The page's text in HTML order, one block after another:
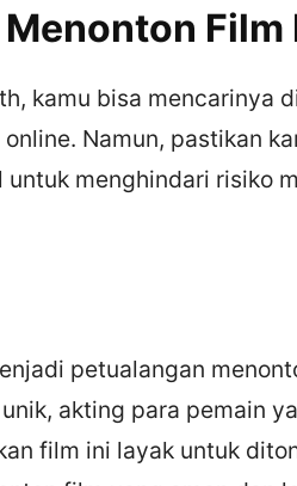
kamu bisa mencarinya
Namun, pastikan
menghindari risiko
petualangan
akting para pemain
film ini layak untuk